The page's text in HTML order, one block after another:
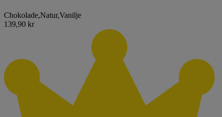
Chokolade,Natur,Vanilje
139,90 kr